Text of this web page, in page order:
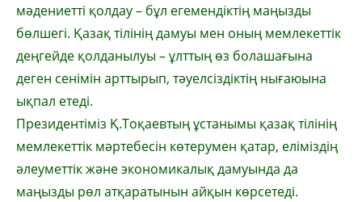
мәдениетті қолдау – бұл егемендіктің маңызды
бөлшегі. Қазақ тілінің дамуы мен оның мемлекеттік
деңгейде қолданылуы – ұлттың өз болашағына
деген сенімін арттырып, тәуелсіздіктің нығаюына
ықпал етеді.
Президентіміз Қ.Тоқаевтың ұстанымы қазақ тілінің
мемлекеттік мәртебесін көтерумен қатар, еліміздің
әлеуметтік және экономикалық дамуында да
маңызды рөл атқаратынын айқын көрсетеді.